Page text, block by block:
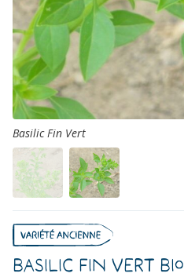
Basilic Fin Vert
Basilic Fin Vert Bio